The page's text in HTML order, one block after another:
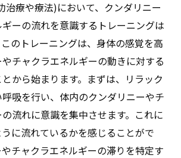
治療や療法)において、クンダリニー
ーの流れを意識するトレーニングは
のトレーニングは、身体の感覚を高
チャクラエネルギーの動きに対する
から始まります。まずは、リラック
吸を行い、体内のクンダリニーやチ
流れに意識を集中させます。これに
に流れているかを感じることがで
チャクラエネルギーの滞りを特定す